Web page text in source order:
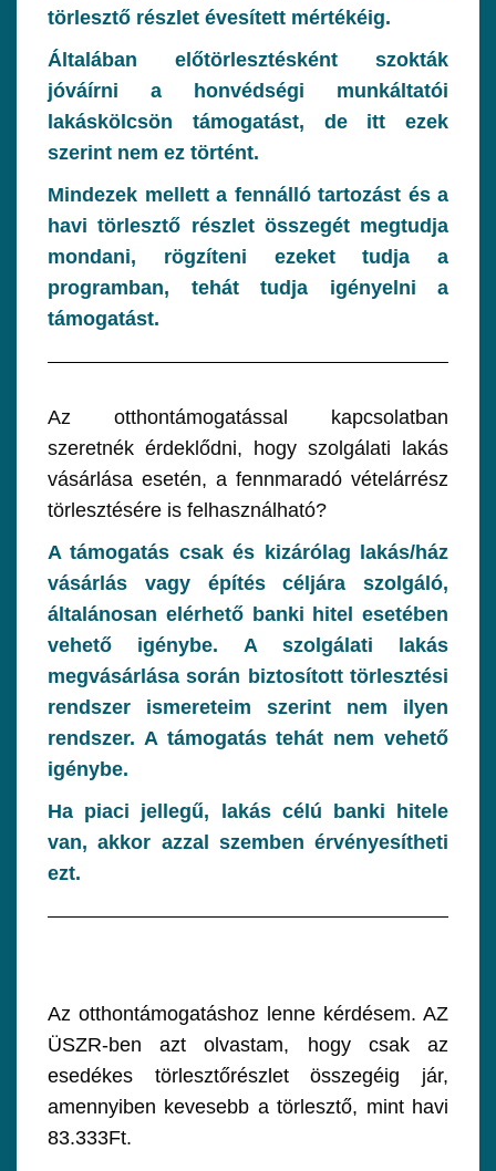
törlesztő részlet évesített mértékéig.
Általában előtörlesztésként szokták
jóváírni a honvédségi munkáltatói
lakáskölcsön támogatást, de itt ezek
szerint nem ez történt.
Mindezek mellett a fennálló tartozást és a
havi törlesztő részlet összegét megtudja
mondani, rögzíteni ezeket tudja a
programban, tehát tudja igényelni a
támogatást.
Az otthontámogatással kapcsolatban
szeretnék érdeklődni, hogy szolgálati lakás
vásárlása esetén, a fennmaradó vételárrész
törlesztésére is felhasználható?
A támogatás csak és kizárólag lakás/ház
vásárlás vagy építés céljára szolgáló,
általánosan elérhető banki hitel esetében
vehető igénybe. A szolgálati lakás
megvásárlása során biztosított törlesztési
rendszer ismereteim szerint nem ilyen
rendszer. A támogatás tehát nem vehető
igénybe.
Ha piaci jellegű, lakás célú banki hitele
van, akkor azzal szemben érvényesítheti
ezt.
Az otthontámogatáshoz lenne kérdésem. AZ
ÜSZR-ben azt olvastam, hogy csak az
esedékes törlesztőrészlet összegéig jár,
amennyiben kevesebb a törlesztő, mint havi
83.333Ft.